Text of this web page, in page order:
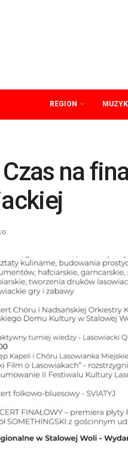
REGION
na